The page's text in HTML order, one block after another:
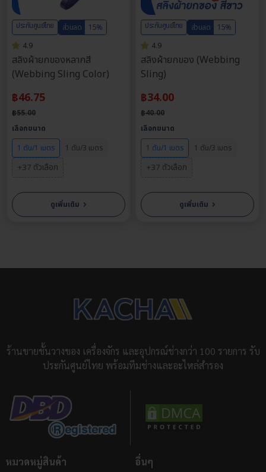
ตารางข้อมูลสเปคชั้นวางของ
อุตสาหกรรม
ตารางราคาชิ้นส่วน ชั้นวางพาเลท
ประกันศูนย์ไทย ส่วนลด
15%
4.9
สลิงผ้ายกของหลากสี
(Webbing Sling Color)
฿46.75
฿55.00
เลือกขนาด
1 ตัน/1 เมตร
1 ตัน/3 เมตร
+37 ตัวเลือก
ดูเพิ่มเติม ›
ประกันศูนย์ไทย ส่วนลด
15%
4.9
สลิงผ้ายกของ (Webbing
Sling)
฿34.00
฿40.00
เลือกขนาด
1 ตัน/1 เมตร
1 ตัน/3 เมตร
+37 ตัวเลือก
ดูเพิ่มเติม ›
ร้านขายชั้นวางของ เครื่องจักร และอุปกรณ์ช่างกว่า 100 รายการ รับ
ประกันศูนย์ไทย พร้อมทีมช่างและอะไหล่สำรอง
หมวดหมู่สินค้า อื่นๆ